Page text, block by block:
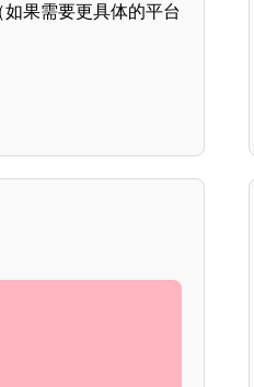
果需要更具体的平台